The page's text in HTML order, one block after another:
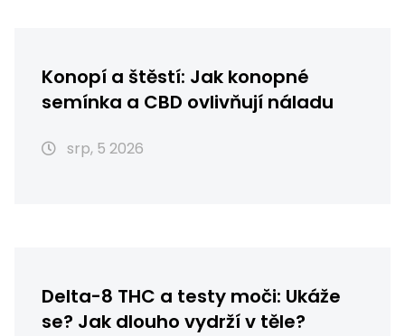
Konopí a štěstí: Jak konopné
semínka a CBD ovlivňují náladu
srp, 5 2026
Delta-8 THC a testy moči: Ukáže
se? Jak dlouho vydrží v těle?